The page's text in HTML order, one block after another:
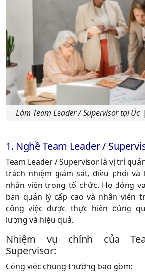
Làm Team Leader / Supervisor tại Úc
1. Nghề Team Leader /
Team Leader / Supervisor là vị trí
trách nhiệm giám sát, điều phối
nhân viên trong tổ chức. Họ đóng
ban quản lý cấp cao và nhân viên
công việc được thực hiện đúng
lượng và hiệu quả.
Nhiệm vụ chính của
Supervisor:
Công việc chung thường bao gồm: